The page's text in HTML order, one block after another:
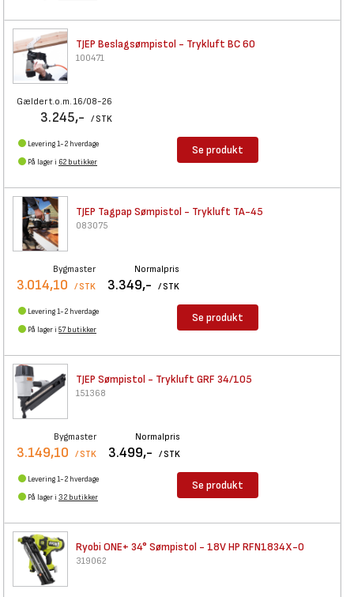
TJEP Beslagsømpistol - Trykluft BC 60
100471
Gælder t.o.m. 16/08-26
3.245,- / STK
Levering 1-2 hverdage
På lager i 62 butikker
Se produkt
TJEP Tagpap Sømpistol - Trykluft TA-45
083075
Bygmaster
3.014,10 / STK
Normalpris
3.349,- / STK
Levering 1-2 hverdage
På lager i 57 butikker
Se produkt
TJEP Sømpistol - Trykluft GRF 34/105
151368
Bygmaster
3.149,10 / STK
Normalpris
3.499,- / STK
Levering 1-2 hverdage
På lager i 32 butikker
Se produkt
Ryobi ONE+ 34° Sømpistol - 18VHP RFN1834X-0
319062